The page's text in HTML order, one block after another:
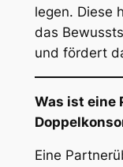
legen. Diese
das
und fördert
Was ist eine
Eine